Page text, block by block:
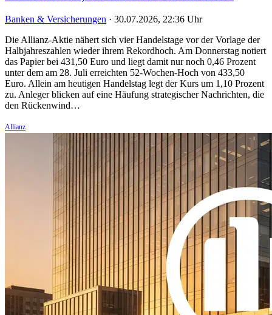
Banken & Versicherungen · 30.07.2026, 22:36 Uhr
Die Allianz-Aktie nähert sich vier Handelstage vor der Vorlage der
Halbjahreszahlen wieder ihrem Rekordhoch. Am Donnerstag notiert
das Papier bei 431,50 Euro und liegt damit nur noch 0,46 Prozent
unter dem am 28. Juli erreichten 52-Wochen-Hoch von 433,50
Euro. Allein am heutigen Handelstag legt der Kurs um 1,10 Prozent
zu. Anleger blicken auf eine Häufung strategischer Nachrichten, die
den Rückenwind…
Allianz